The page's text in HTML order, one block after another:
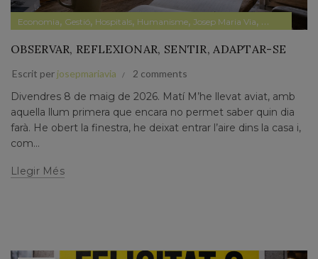
Economia, Gestió, Hospitals, Humanisme, Josep Maria Via, País
OBSERVAR, REFLEXIONAR, SENTIR, ADAPTAR-SE
Escrit per josepmariavia 2 comments
Divendres 8 de maig de 2026. Matí M’he llevat aviat, amb
aquella llum primera que encara no permet saber quin dia
farà. He obert la finestra, he deixat entrar l’aire dins la casa i,
com...
Llegir Més